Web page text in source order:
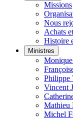
Missions
Nous
Achats
Histoire
Ministres
Philippe
Vincent
Mathieu
Michel